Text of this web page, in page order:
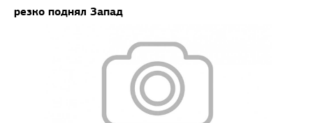
резко поднял Запад